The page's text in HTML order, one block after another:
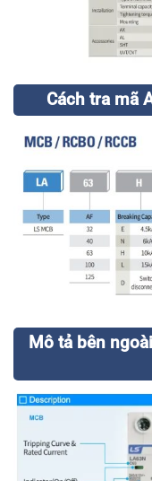
Cách tra mã
Mô tả bên